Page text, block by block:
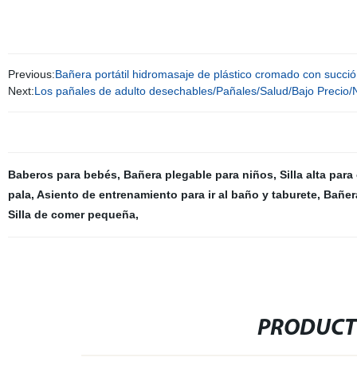
Previous:Bañera portátil hidromasaje de plástico cromado con
Next:Los pañales de adulto desechables/Pañales/Salud/Bajo
Baberos para bebés, Bañera plegable para niños, Silla alta para
pala, Asiento de entrenamiento para ir al baño y taburete,
Silla de comer pequeña,